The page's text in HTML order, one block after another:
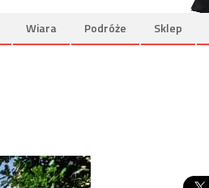
Wiara Podróże Sklep